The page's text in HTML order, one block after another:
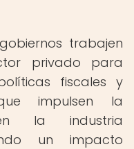
trabajen
privado para
fiscales y
impulsen la
la industria
un impacto